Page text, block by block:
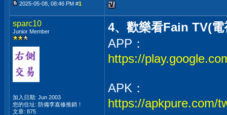
2025-05-08, 08:46 PM #1
sparc10
Junior Member
加入日期: Jun 2003
您的住址: 防備李嘉修推銷！
文章: 875
4、歡樂看Fain TV(電
APP：
https://
APK：
https://apkpure.com/